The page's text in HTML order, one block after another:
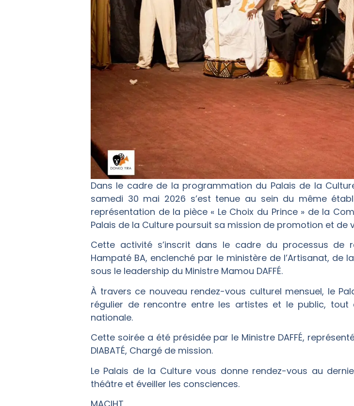
Dans le cadre de la programmation du Palais de la
samedi 30 mai 2026 s’est tenue au sein du même
représentation de la pièce « Le Choix du Prince » de la
Palais de la Culture poursuit sa mission de promotion et
Cette activité s’inscrit dans le cadre du processus de
Hampaté BA, enclenché par le ministère de l’Artisanat, de
sous le leadership du Ministre Mamou DAFFÉ.
À travers ce nouveau rendez-vous culturel mensuel, le
régulier de rencontre entre les artistes et le public,
nationale.
Cette soirée a été présidée par le Ministre DAFFÉ,
DIABATÉ, Chargé de mission.
Le Palais de la Culture vous donne rendez-vous au
théâtre et éveiller les consciences.